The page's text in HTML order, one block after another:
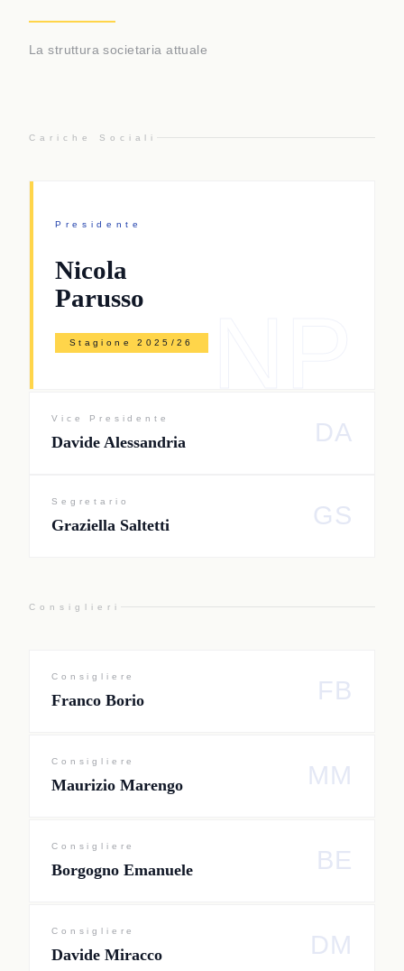
La struttura societaria attuale
Cariche Sociali
Presidente
Nicola
Parusso
Stagione 2025/26
Vice Presidente
Davide Alessandria DA
Segretario
Graziella Saltetti GS
Consiglieri
Consigliere
Franco Borio FB
Consigliere
Maurizio Marengo MM
Consigliere
Borgogno Emanuele BE
Consigliere
Davide Miracco DM